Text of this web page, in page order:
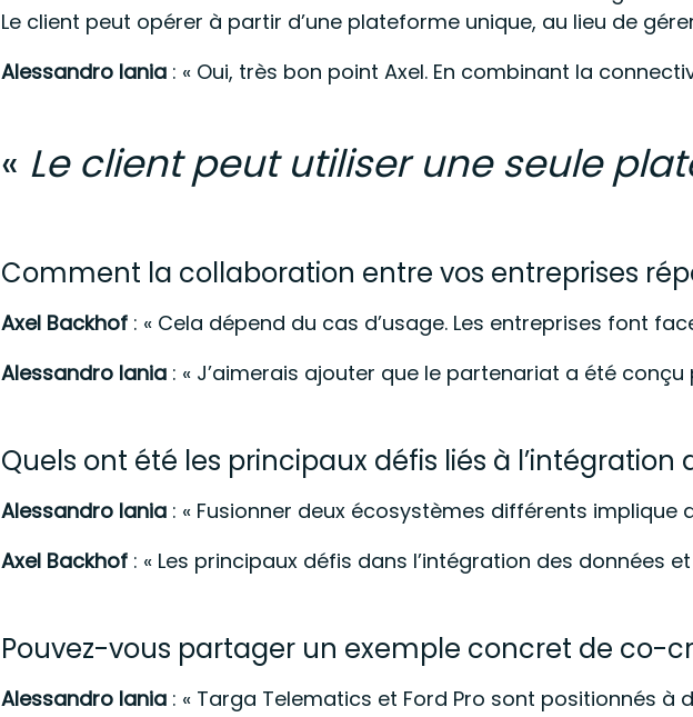
Le client peut opérer à partir d’une plateforme unique, au lieu de
Alessandro Iania : « Oui, très bon point Axel. En combinant la
« Le client peut utiliser une seule
Comment la collaboration entre vos entreprises
Axel Backhof : « Cela dépend du cas d’usage. Les entreprises font
Alessandro Iania : « J’aimerais ajouter que le partenariat a été
Quels ont été les principaux défis liés à
Alessandro Iania : « Fusionner deux écosystèmes différents
Axel Backhof : « Les principaux défis dans l’intégration des
Pouvez-vous partager un exemple concret de co-
Alessandro Iania : « Targa Telematics et Ford Pro sont positionnés